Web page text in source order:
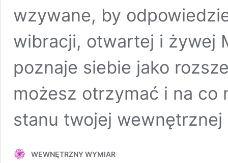
wzywane, by
wibracji, otwartej i żywej
poznaje siebie jako
możesz otrzymać i na co
stanu twojej
WEWNĘTRZNY WYMIAR